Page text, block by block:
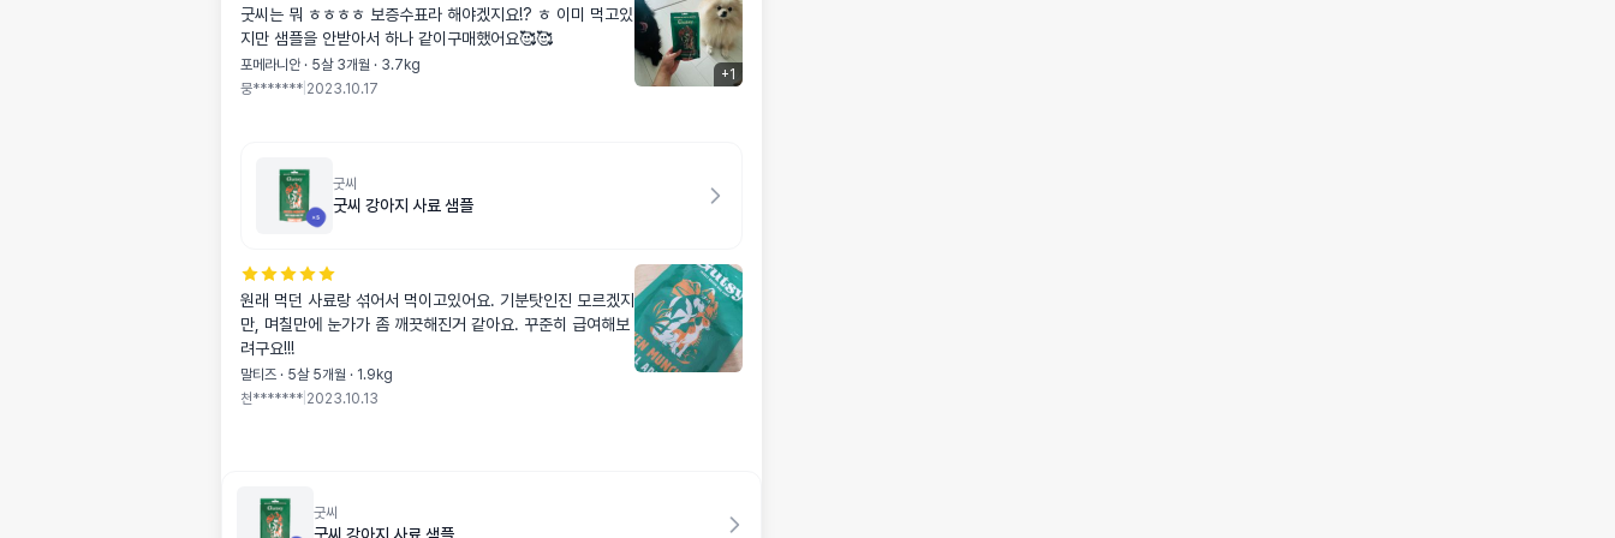
굿씨는 뭐 ㅎㅎㅎㅎ 보증수표라 해야겠지요!? ㅎ 이미 먹고있
지만 샘플을 안받아서 하나 같이구매했어요🥰🥰
포메라니안 · 5살 3개월 · 3.7kg
뭉******* 2023.10.17
+1
굿씨
굿씨 강아지 사료 샘플
원래 먹던 사료랑 섞어서 먹이고있어요. 기분탓인진 모르겠지
만, 며칠만에 눈가가 좀 깨끗해진거 같아요. 꾸준히 급여해보
려구요!!!
말티즈 · 5살 5개월 · 1.9kg
천******* 2023.10.13
굿씨